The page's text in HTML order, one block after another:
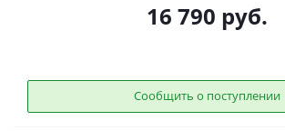
16 790 руб.
Сообщить о поступлении